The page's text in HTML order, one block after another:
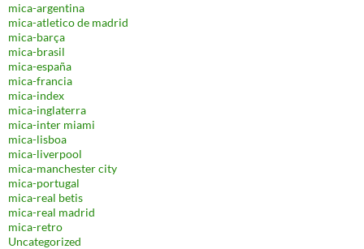
mica-argentina
mica-atletico de madrid
mica-barça
mica-brasil
mica-españa
mica-francia
mica-index
mica-inglaterra
mica-inter miami
mica-lisboa
mica-liverpool
mica-manchester city
mica-portugal
mica-real betis
mica-real madrid
mica-retro
Uncategorized